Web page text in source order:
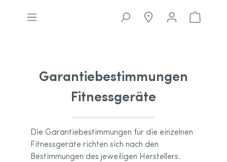
Garantiebestimmungen
Fitnessgeräte
Die Garantiebestimmungen für die einzelnen
Fitnessgeräte richten sich nach den
Bestimmungen des jeweiligen Herstellers.